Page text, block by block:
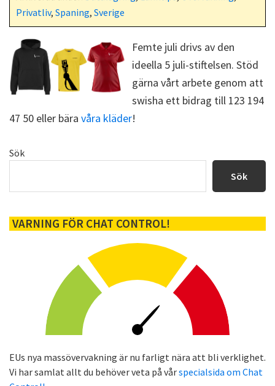
b
o
w
i
t
e
r
)
d
t
o
t
Privatliv, Spaning, Sverige
Femte juli drivs av den
ideella 5 juli-stiftelsen. Stöd
gärna vårt arbete genom att
swisha ett bidrag till 123 194
47 50 eller bära våra kläder!
Primärt
Sök
Sök
VARNING FÖR CHAT CONTROL!
EUs nya massövervakning är nu farligt nära att bli verklighet.
Vi har samlat allt du behöver veta på vårspecialsida om Chat